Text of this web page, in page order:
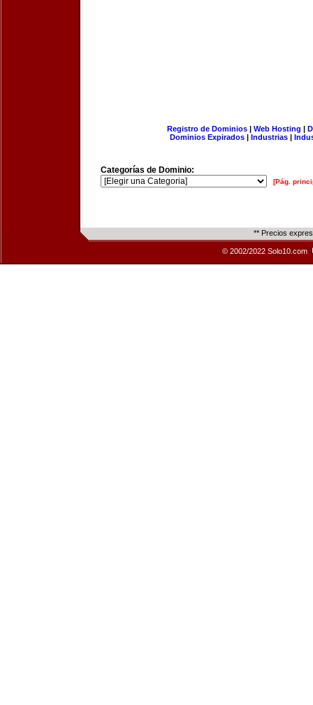
Registro de Dominios| Web Hosting |
Dominios Expirados | Industrias |
Categorías de Dominio:
[Pág.
** Precios
© 2002/2022 Solo10.com